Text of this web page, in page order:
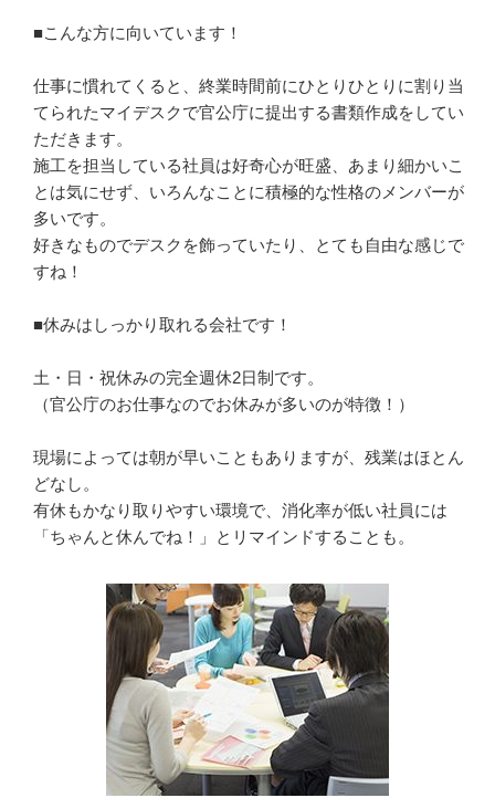
■こんな方に向いています！
仕事に慣れてくると、終業時間前にひとりひとりに割り当
てられたマイデスクで官公庁に提出する書類作成をしてい
ただきます。
施工を担当している社員は好奇心が旺盛、あまり細かいこ
とは気にせず、いろんなことに積極的な性格のメンバーが
多いです。
好きなものでデスクを飾っていたり、とても自由な感じで
すね！
■休みはしっかり取れる会社です！
土・日・祝休みの完全週休2日制です。
（官公庁のお仕事なのでお休みが多いのが特徴！）
現場によっては朝が早いこともありますが、残業はほとん
どなし。
有休もかなり取りやすい環境で、消化率が低い社員には
「ちゃんと休んでね！」とリマインドすることも。